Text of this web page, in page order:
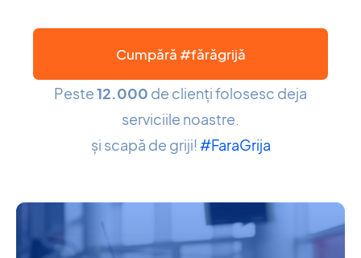
Cumpără #fărăgrijă
Peste12.000 de clienți folosesc deja
serviciile noastre.
și scapă de griji!#FaraGrija